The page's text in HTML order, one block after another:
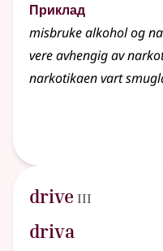
Приклад
misbruke alkohol og
vere avhengig av
narkotikaen vart
drive 3
III
driva